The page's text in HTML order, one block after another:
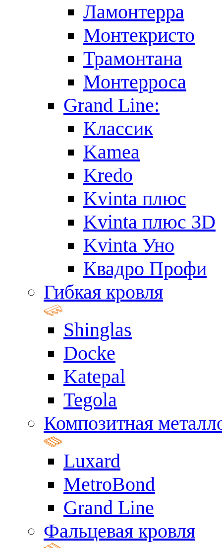
Ламонтерра
Монтекристо
Трамонтана
Монтерроса
Grand Line:
Классик
Kamea
Kredo
Kvinta плюс
Kvinta плюс 3D
Kvinta Уно
Квадро Профи
Гибкая кровля
Shinglas
Docke
Katepal
Tegola
Композитная
Luxard
MetroBond
Grand Line
Фальцевая кровля